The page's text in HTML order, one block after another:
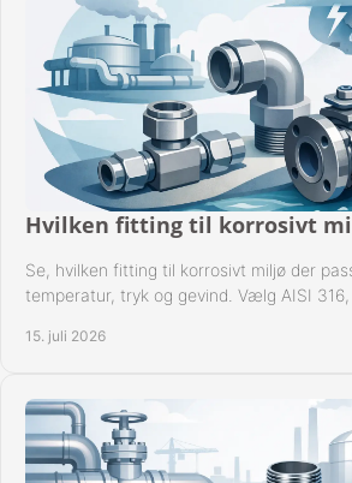
Hvilken fitting til korrosivt
Se, hvilken fitting til korrosivt miljø der
temperatur, tryk og gevind. Vælg AISI
15. juli 2026